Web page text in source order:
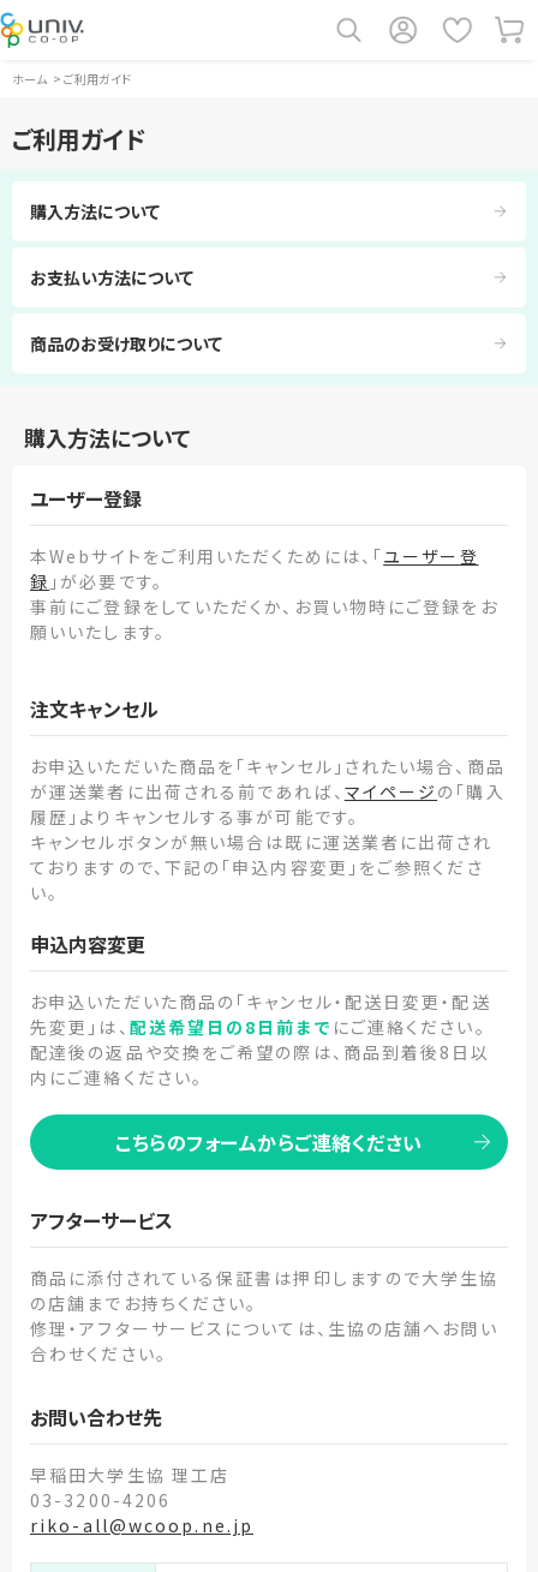
ホーム > ご利用ガイド
ご利用ガイド
購入方法について
お支払い方法について
商品のお受け取りについて
購入方法について
ユーザー登録
本Webサイトをご利用いただくためには、「ユーザー登
録 」が必要です。
事前にご登録をしていただくか、お買い物時にご登録をお
願いいたします。
注文キャンセル
お申込いただいた商品を「キャンセル」されたい場合、商品
が運送業者に出荷される前であれば、 マイページ の「購入
履歴」よりキャンセルする事が可能です。
キャンセルボタンが無い場合は既に運送業者に出荷され
ておりますので、下記の「申込内容変更」をご参照くださ
い。
申込内容変更
お申込いただいた商品の「キャンセル・配送日変更・配送
先変更」は、 配送希望日の8日前まで にご連絡ください。
配達後の返品や交換をご希望の際は、商品到着後8日以
内にご連絡ください。
こちらのフォームからご連絡ください
アフターサービス
商品に添付されている保証書は押印しますので大学生協
の店舗までお持ちください。
修理・アフターサービスについては、生協の店舗へお問い
合わせください。
お問い合わせ先
早稲田大学生協 理工店
03-3200-4206
riko-all@wcoop.ne.jp